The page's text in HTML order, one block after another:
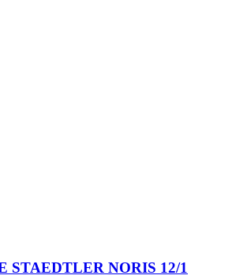
STAEDTLER NORIS 12/1